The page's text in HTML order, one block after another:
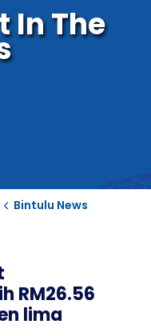
In The
Bintulu News
RM26.56
lima